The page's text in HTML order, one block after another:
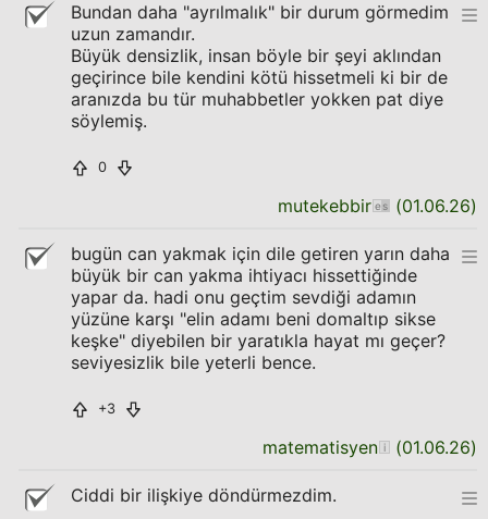
Bundan daha "ayrılmalık" bir durum görmedim
uzun zamandır.
Büyük densizlik, insan böyle bir şeyi aklından
geçirince bile kendini kötü hissetmeli ki bir de
aranızda bu tür muhabbetler yokken pat diye
söylemiş.
0
mutekebbir (01.06.26)
bugün can yakmak için dile getiren yarın daha
büyük bir can yakma ihtiyacı hissettiğinde
yapar da. hadi onu geçtim sevdiği adamın
yüzüne karşı "elin adamı beni domaltıp sikse
keşke" diyebilen bir yaratıkla hayat mı geçer?
seviyesizlik bile yeterli bence.
+3
matematisyen (01.06.26)
Ciddi bir ilişkiye döndürmezdim.